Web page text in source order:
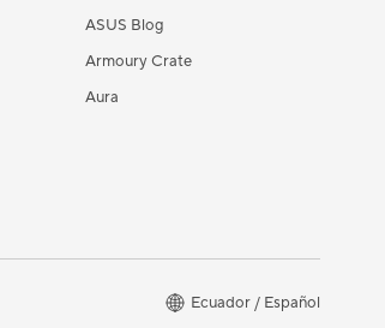
ASUS Blog
Armoury Crate
Aura
Ecuador / Español